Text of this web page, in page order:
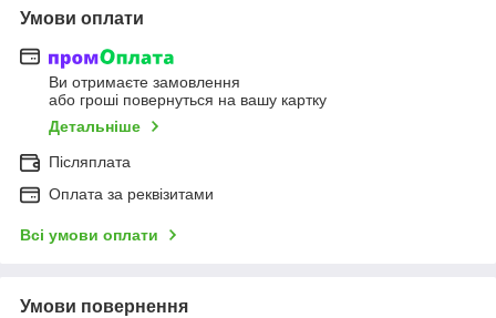
Умови оплати
Ви отримаєте замовлення
або гроші повернуться на вашу картку
Детальніше
Післяплата
Оплата за реквізитами
Всі умови оплати
Умови повернення